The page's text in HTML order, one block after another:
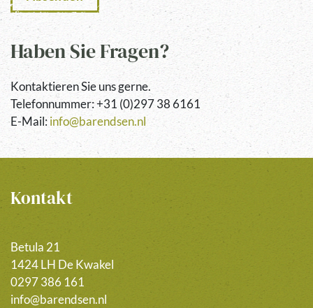
Haben Sie Fragen?
Kontaktieren Sie uns gerne.
Telefonnummer: +31 (0)297 38 6161
E-Mail:info@barendsen.nl
Kontakt
Betula 21
1424 LH De Kwakel
0297 386 161
info@barendsen.nl